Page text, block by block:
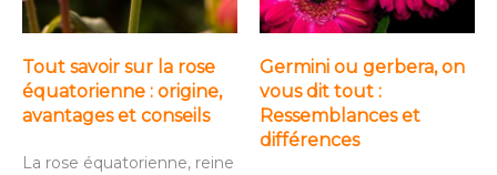
Tout savoir sur la rose
équatorienne : origine,
avantages et conseils
La rose équatorienne, reine
Germini ou gerbera, on
vous dit tout :
Ressemblances et
différences